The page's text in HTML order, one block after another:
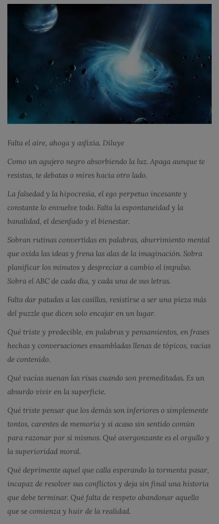
Falta el aire, ahoga y asfixia. Diluye
Como un agujero negro absorbiendo la luz. Apaga aunque te
resistas, te debatas o mires hacia otro lado.
La falsedad y la hipocresía, el ego perpetuo incesante y
constante lo envuelve todo. Falta la espontaneidad y la
banalidad, el desenfado y el bienestar.
Sobran rutinas convertidas en palabras, aburrimiento mental
que oxida las ideas y frena las alas de la imaginación. Sobra
planificar los minutos y despreciar a cambio el impulso.
Sobra el ABC de cada día, y cada una de sus letras.
Falta dar patadas a las casillas, resistirse a ser una pieza más
del puzzle que dicen solo encajar en un lugar.
Qué triste y predecible, en palabras y pensamientos, en frases
hechas y conversaciones ensambladas llenas de tópicos, vacías
de contenido.
Qué vacías suenan las risas cuando son premeditadas. Es un
absurdo vivir en la superficie.
Qué triste pensar que los demás son inferiores o simplemente
tontos, carentes de memoria y si acaso sin sentido común
para razonar por si mismos. Qué avergonzante es el orgullo y
la superioridad moral.
Qué deprimente aquel que calla esperando la tormenta pasar,
incapaz de resolver sus conflictos y deja sin final una historia
que debe terminar. Qué falta de respeto abandonar aquello
que se comienza y huir de la realidad.